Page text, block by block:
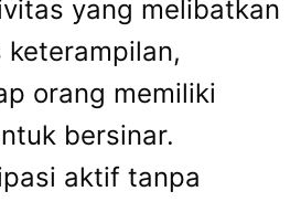
yang melibatkan
orang memiliki
bersinar.
aktif tanpa